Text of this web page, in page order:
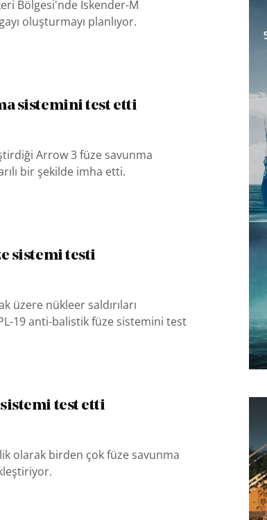
Bölgesi'nde İskender-M
oluşturmayı planlıyor.
sistemini test etti
Arrow 3 füze savunma
bir şekilde imha etti.
sistemi testi
üzere nükleer saldırıları
19 anti-balistik füze sistemini test
test etti
olarak birden çok füze savunma